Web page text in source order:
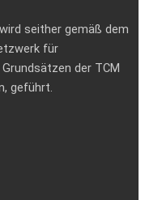
seither gemäß dem
für
der TCM
geführt.